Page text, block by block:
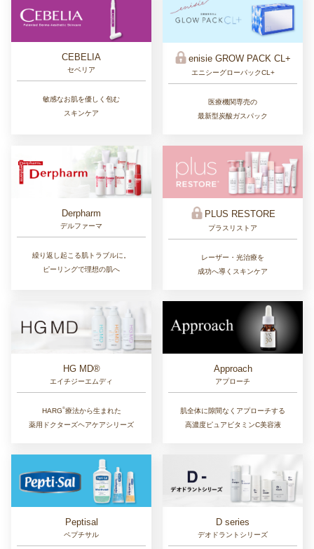
CEBELIA
セベリア
敏感なお肌を優しく包む
スキンケア
enisie GROW PACK CL+
エニシーグローパックCL+
医療機関専売の
最新型炭酸ガスパック
Derpharm
デルファーマ
繰り返し起こる肌トラブルに。
ピーリングで理想の肌へ
PLUS RESTORE
プラスリストア
レーザー・光治療を
成功へ導くスキンケア
HG MD®
エイチジーエムディ
HARG®︎療法から生まれた
薬用ドクターズヘアケアシリーズ
Approach
アプローチ
肌全体に隙間なくアプローチする
高濃度ピュアビタミンC美容液
Peptisal
ペプチサル
D series
デオドラントシリーズ